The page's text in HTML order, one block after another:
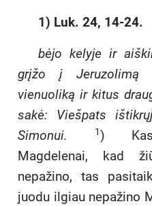
1) Luk. 24, 14-24.
bėjo kelyje ir
grįžo į Jeruzolimą
vienuoliką ir kitus
sakė: Viešpats
Simonui.
1)
Magdelenai, kad
nepažino, tas
juodu ilgiau nepažino